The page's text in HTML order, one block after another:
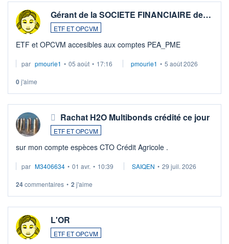
Gérant de la SOCIETE FINANCIAIRE de…
ETF ET OPCVM
ETF et OPCVM accesibles aux comptes PEA_PME
par pmourie1 • 05 août • 17:16 pmourie1 • 5 août 2026
0j'aime
Rachat H2O Multibonds crédité ce jour
ETF ET OPCVM
sur mon compte espèces CTO Crédit Agricole .
par M3406634 • 01 avr. • 10:39 SAIQEN • 29 juil. 2026
24commentaires • 2 j'aime
L'OR
ETF ET OPCVM